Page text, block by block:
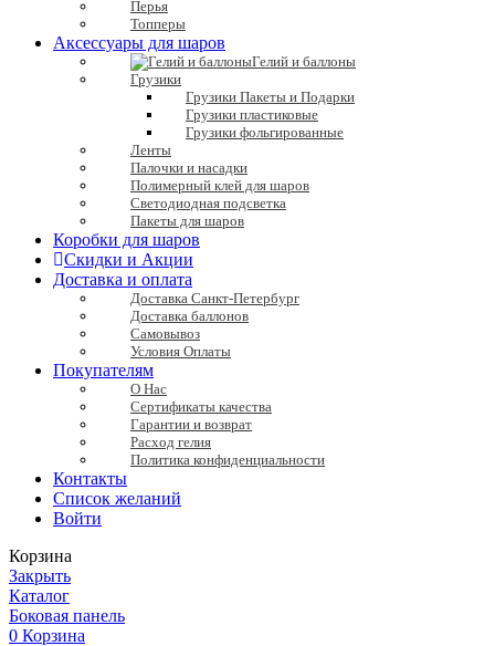
Перья
Топперы
Аксессуары для шаров
Гелий и баллоны
Грузики
Грузики Пакеты и Подарки
Грузики пластиковые
Грузики фольгированные
Ленты
Палочки и насадки
Полимерный клей для шаров
Светодиодная подсветка
Пакеты для шаров
Коробки для шаров
Скидки и Акции
Доставка и оплата
Доставка Санкт-Петербург
Доставка баллонов
Самовывоз
Условия Оплаты
Покупателям
О Нас
Сертификаты качества
Гарантии и возврат
Расход гелия
Политика конфиденциальности
Контакты
Список желаний
Войти
Корзина
Закрыть
Каталог
Боковая панель
0 Корзина